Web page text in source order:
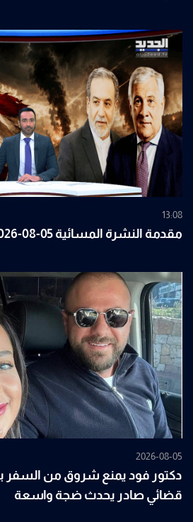
13:08
مقدمة النشرة المسائية 05-08-2026
2026-08-05
دكتور فود يمنع شروق من السفر
قضائي صادر يحدث ضجة واسعة